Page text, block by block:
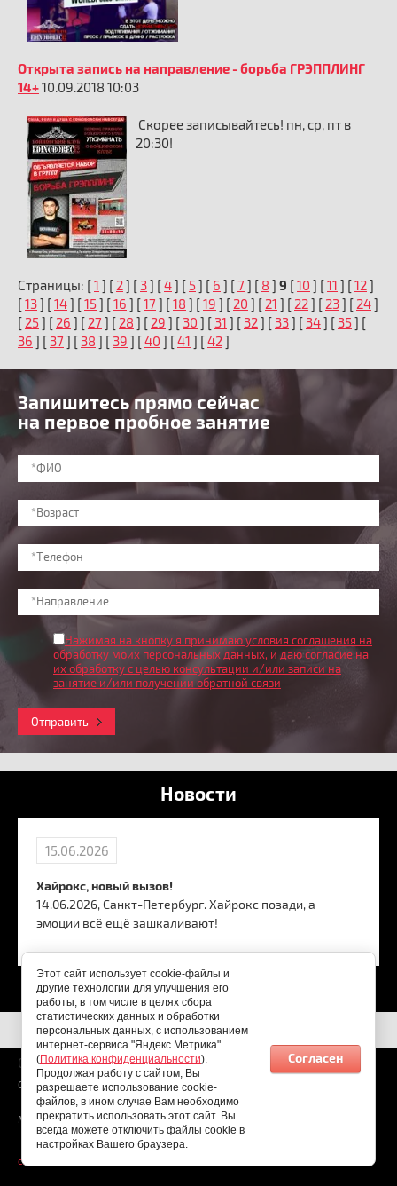
Открыта запись на направление - борьба ГРЭППЛИНГ
14+10.09.2018 10:03
Скорее записывайтесь! пн, ср, пт в
20:30!
Страницы: [1 ] [2] [3] [4] [ 5] [ 6 ] [7 ] [ 8 ] 9 [10 ] [11 ] [12]
[13] [14] [15] [16 ] [17 ] [18 ] [19 ] [20 ] [21 ] [22] [23] [24]
[25] [26 ] [27 ] [28 ] [29 ] [30 ] [31 ] [32] [33] [34] [35] [
36 ] [37 ] [38 ] [39 ] [40 ] [41 ] [42]
Запишитесь прямо сейчас
на первое пробное занятие
Нажимая на кнопку я принимаю условия соглашения на
обработку моих персональных данных, и даю согласие на
их обработку с целью консультации и/или записи на
занятие и/или получении обратной связи
Отправить
Новости
15.06.2026
Хайрокс, новый вызов!
14.06.2026, Санкт-Петербург. Хайрокс позади, а
эмоции всё ещё зашкаливают!
09.08.2026
Copyright © 2026
Мы в соц. сетях:
создать интернет магазин
Этот сайт использует cookie-файлы и
другие технологии для улучшения его
работы, в том числе в целях сбора
статистических данных и обработки
персональных данных, с использованием
интернет-сервиса "Яндекс.Метрика".
(Политика конфиденциальности).
Продолжая работу с сайтом, Вы
разрешаете использование cookie-
файлов, в ином случае Вам необходимо
прекратить использовать этот сайт. Вы
всегда можете отключить файлы cookie в
настройках Вашего браузера.
Согласен